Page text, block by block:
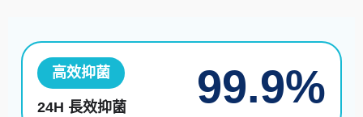
高效抑菌
24H 長效抑菌 99.9%